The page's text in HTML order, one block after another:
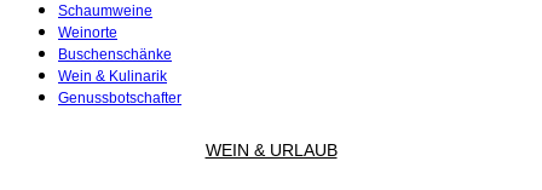
Schaumweine
Weinorte
Buschenschänke
Wein & Kulinarik
Genussbotschafter
WEIN & URLAUB